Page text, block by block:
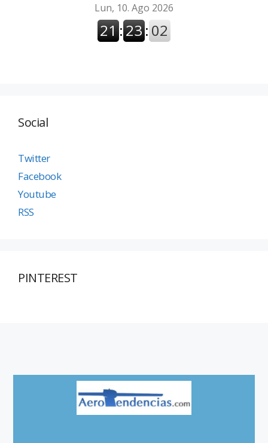
Social
Twitter
Facebook
Youtube
RSS
PINTEREST